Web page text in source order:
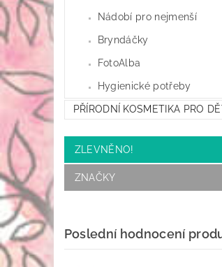
Nádobí pro nejmenší
Bryndáčky
FotoAlba
Hygienické potřeby
PŘÍRODNÍ KOSMETIKA PRO
ZLEVNĚNO!
ZNAČKY
Poslední hodnocení